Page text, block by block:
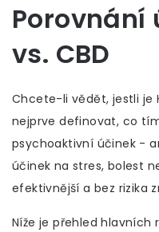
Porovnání
vs. CBD
Chcete-li vědět, jestli je
nejprve definovat, co
psychoaktivní účinek -
účinek na stres, bolest
efektivnější a bez rizika
Níže je přehled hlavních